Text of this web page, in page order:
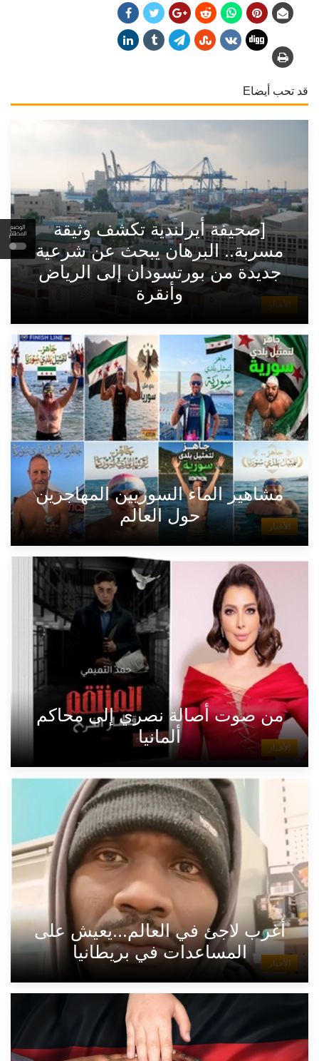
الوضع
المظلم
قد تحب أيضاE
الأخبار
[صحيفة أيرلندية تكشف وثيقة
مسربة.. البرهان يبحث عن شرعية
جديدة من بورتسودان إلى الرياض
وأنقرة
الأخبار
مشاهير الماء السوريين المهاجرين
حول العالم
الأخبار
من صوت أصالة نصري إلى محاكم
ألمانيا
الأخبار
أغرب لاجئ في العالم...يعيش على
المساعدات في بريطانيا